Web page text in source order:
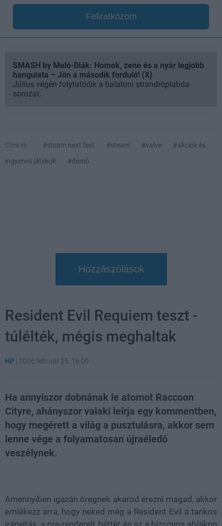
Feliratkozom
SMASH by Meló-Diák: Homok, zene és a nyár legjobb
hangulata – Jön a második forduló! (X)
Július végén folytatódik a balatoni strandröplabda-
sorozat.
Címkék: #steam next fest #steam #valve
#akciók és
ingyenes játékok
#demó
Hozzászólások
Resident Evil Requiem teszt -
túlélték, mégis meghaltak
HP | 2026 február 25. 16:00
Ha annyiszor dobnának le atomot Raccoon
Cityre, ahányszor valaki leírja egy kommentben,
hogy megérett a világ a pusztulásra, akkor sem
lenne vége a folyamatosan újraéledő
veszélynek.
Amennyiben igazán öregnek akarod érezni magad, akkor
emlékezz arra, hogy neked még a Resident Evil a tankos
irányítás, a pre-renderelt háttér és az a bizonyos ablakon